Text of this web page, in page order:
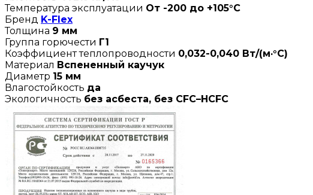
Температура эксплуатации От -200 до +105°C
Бренд K-Flex
Толщина 9 мм
Группа горючести Г1
Коэффициент теплопроводности 0,032-0,040 Вт/(м·°C)
Материал Вспененный каучук
Диаметр 15 мм
Влагостойкость да
Экологичность без асбеста, без CFC–HCFC